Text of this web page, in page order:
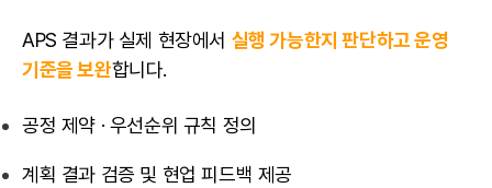
APS 결과가 실제 현장에서 실행 가능한지 판단하고 운영
기준을 보완합니다.
공정 제약 · 우선순위 규칙 정의
계획 결과 검증 및 현업 피드백 제공